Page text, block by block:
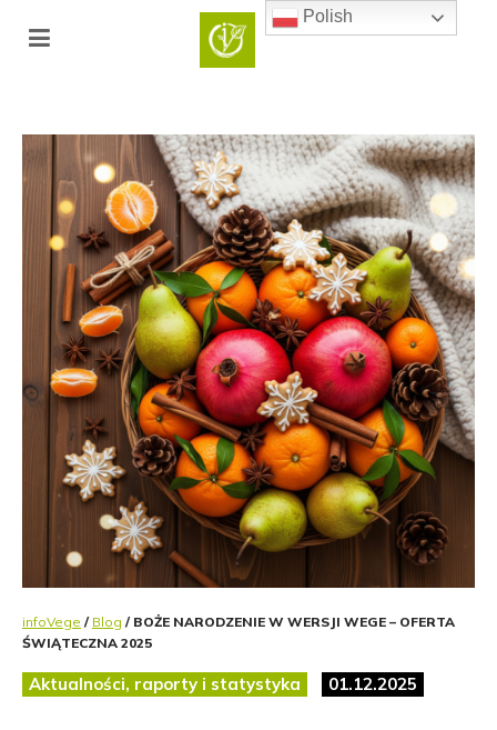
infoVege / Blog / BOŻE NARODZENIE W WERSJI WEGE – OFERTA
ŚWIĄTECZNA 2025
Aktualności, raporty i statystyka 01.12.2025
Polish